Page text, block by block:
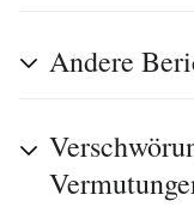
Andere